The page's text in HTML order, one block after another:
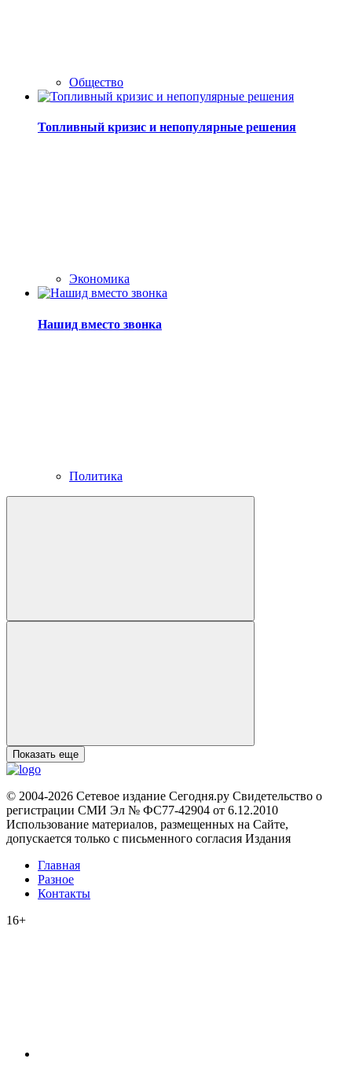
Общество
Топливный кризис и непопулярные решения
Экономика
Нашид вместо звонка
Политика
Показать еще
© 2004-2026 Сетевое издание Сегодня.ру Свидетельство о
регистрации СМИ Эл № ФС77-42904 от 6.12.2010
Использование материалов, размещенных на Сайте,
допускается только с письменного согласия Издания
Главная
Разное
Контакты
16+